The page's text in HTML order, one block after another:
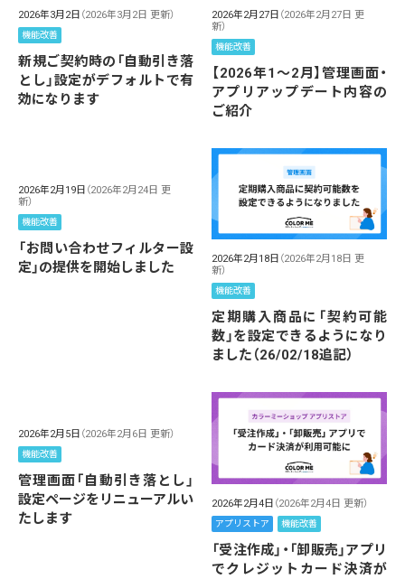
2026年3月2日 （2026年3月2日 更新）
機能改善
新規ご契約時の「自動引き落
とし」設定がデフォルトで有
効になります
2026年2月27日 （2026年2月27日 更
新）
機能改善
【2026年1～2月】管理画面・
アプリアップデート内容の
ご紹介
2026年2月19日 （2026年2月24日 更
新）
機能改善
「お問い合わせフィルター設
定」の提供を開始しました
2026年2月18日 （2026年2月18日 更
新）
機能改善
定期購入商品に「契約可能
数」を設定できるようになり
ました（26/02/18追記）
2026年2月5日 （2026年2月6日 更新）
機能改善
管理画面「自動引き落とし」
設定ページをリニューアルい
たします
2026年2月4日 （2026年2月4日 更新）
アプリストア 機能改善
「受注作成」・「卸販売」アプリ
でクレジットカード決済が